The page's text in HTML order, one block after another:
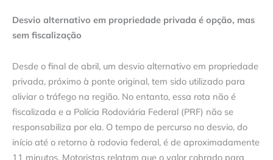
Desvio alternativo em propriedade privada é opção, mas
sem fiscalização
Desde o final de abril, um desvio alternativo em propriedade
privada, próximo à ponte original, tem sido utilizado para
aliviar o tráfego na região. No entanto, essa rota não é
fiscalizada e a Polícia Rodoviária Federal (PRF) não se
responsabiliza por ela. O tempo de percurso no desvio, do
início até o retorno à rodovia federal, é de aproximadamente
11 minutos. Motoristas relatam que o valor cobrado para